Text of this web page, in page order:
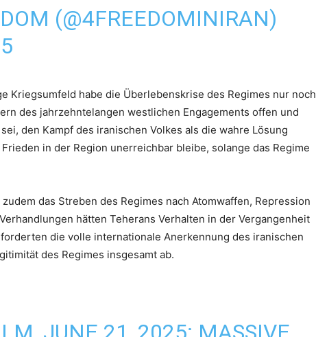
(@4FREEDOMINIRAN)
Kriegsumfeld habe die Überlebenskrise des Regimes nur noch
des jahrzehntelangen westlichen Engagements offen und
den Kampf des iranischen Volkes als die wahre Lösung
in der Region unerreichbar bleibe, solange das Regime
das Streben des Regimes nach Atomwaffen, Repression
hätten Teherans Verhalten in der Vergangenheit
die volle internationale Anerkennung des iranischen
des Regimes insgesamt ab.